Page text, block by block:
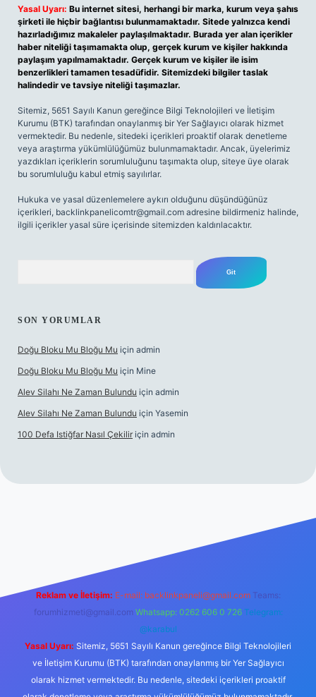
Yasal Uyarı: Bu internet sitesi, herhangi bir marka, kurum veya şahıs
şirketi ile hiçbir bağlantısı bulunmamaktadır. Sitede yalnızca kendi
hazırladığımız makaleler paylaşılmaktadır. Burada yer alan içerikler
haber niteliği taşımamakta olup, gerçek kurum ve kişiler hakkında
paylaşım yapılmamaktadır. Gerçek kurum ve kişiler ile isim
benzerlikleri tamamen tesadüfidir. Sitemizdeki bilgiler taslak
halindedir ve tavsiye niteliği taşımazlar.
Sitemiz, 5651 Sayılı Kanun gereğince Bilgi Teknolojileri ve İletişim
Kurumu (BTK) tarafından onaylanmış bir Yer Sağlayıcı olarak hizmet
vermektedir. Bu nedenle, sitedeki içerikleri proaktif olarak denetleme
veya araştırma yükümlülüğümüz bulunmamaktadır. Ancak, üyelerimiz
yazdıkları içeriklerin sorumluluğunu taşımakta olup, siteye üye olarak
bu sorumluluğu kabul etmiş sayılırlar.
Hukuka ve yasal düzenlemelere aykırı olduğunu düşündüğünüz
içerikleri, backlinkpanelicomtr@gmail.com adresine bildirmeniz halinde,
ilgili içerikler yasal süre içerisinde sitemizden kaldırılacaktır.
SON YORUMLAR
Doğu Bloku Mu Bloğu Mu için admin
Doğu Bloku Mu Bloğu Mu için Mine
Alev Silahı Ne Zaman Bulundu için admin
Alev Silahı Ne Zaman Bulundu için Yasemin
100 Defa Istiğfar Nasıl Çekilir için admin
Reklam ve İletişim: E-mail: backlinkpaneli@gmail.com Teams:
forumhizmeti@gmail.com Whatsapp: 0262 606 0 726 Telegram:
@karabul
Yasal Uyarı: Sitemiz, 5651 Sayılı Kanun gereğince Bilgi Teknolojileri
ve İletişim Kurumu (BTK) tarafından onaylanmış bir Yer Sağlayıcı
olarak hizmet vermektedir. Bu nedenle, sitedeki içerikleri proaktif